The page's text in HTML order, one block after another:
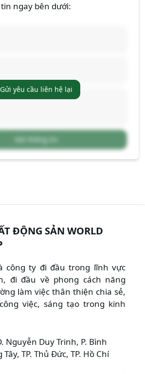
tin ngay bên dưới:
Gửi thông tin
Gửi yêu cầu liên hệ lại
ĐỘNG SẢN WORLD
công ty đi đầu trong lĩnh vực
đi đầu về phong cách năng
làm việc thân thiện chia sẻ,
việc, sáng tạo trong kinh
Nguyễn Duy Trinh, P. Bình
Tây, TP. Thủ Đức, TP. Hồ Chí